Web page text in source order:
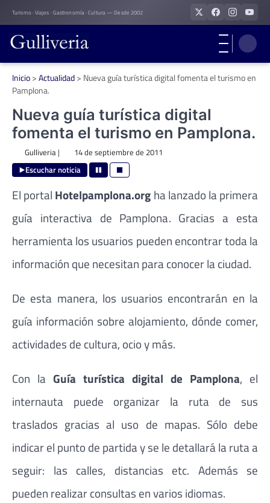
Skip
to
content
Turismo · Viajes · Gastronomía · Cultura — Desde 2002
Inicio>Actualidad> Nueva guía turística digital fomenta el turismo en
Pamplona.
Nueva guía turística digital
fomenta el turismo en Pamplona.
Gulliveria| 14 de septiembre de 2011
Escuchar noticia
El portal Hotelpamplona.org ha lanzado la primera
guía interactiva de Pamplona. Gracias a esta
herramienta los usuarios pueden encontrar toda la
información que necesitan para conocer la ciudad.
De esta manera, los usuarios encontrarán en la
guía información sobre alojamiento, dónde comer,
actividades de cultura, ocio y más.
Con la Guía turística digital de Pamplona, el
internauta puede organizar la ruta de sus
traslados gracias al uso de mapas. Sólo debe
indicar el punto de partida y se le detallará la ruta a
seguir: las calles, distancias etc. Además se
pueden realizar consultas en varios idiomas.